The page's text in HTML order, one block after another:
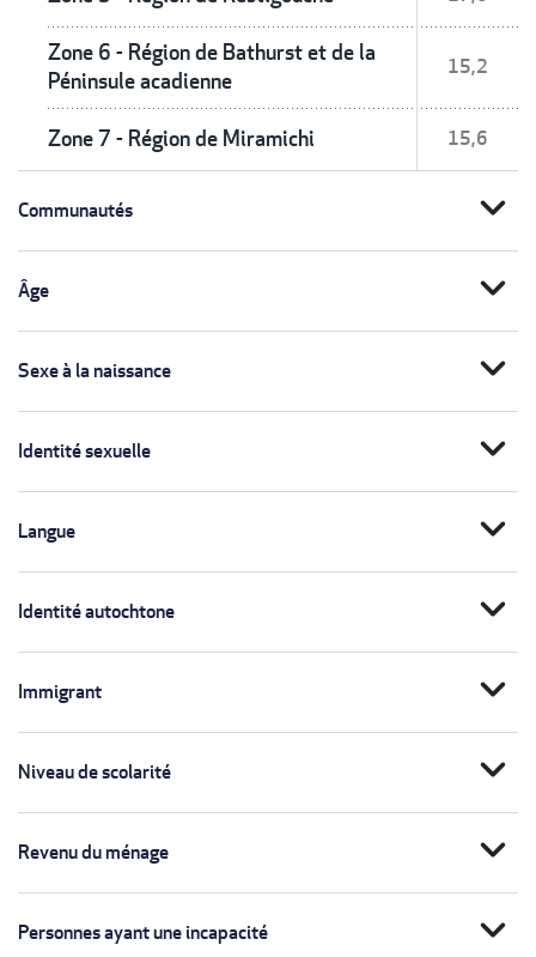
Zone 6 - Région de Bathurst et de la
Péninsule acadienne
15,2
Zone 7 - Région de Miramichi 15,6
Communautés expand_more
Âge expand_more
Sexe à la naissance expand_more
Identité sexuelle expand_more
Langue expand_more
Identité autochtone expand_more
Immigrant expand_more
Niveau de scolarité expand_more
Revenu du ménage expand_more
Personnes ayant une incapacité expand_more